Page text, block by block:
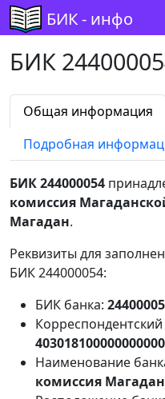
БИК - инфо
БИК
Общая информация
Подробная
БИК 244000054
комиссия
Магадан.
Реквизиты для
БИК 244000054:
БИК банка:
Корреспондентский
Наименование
комиссия